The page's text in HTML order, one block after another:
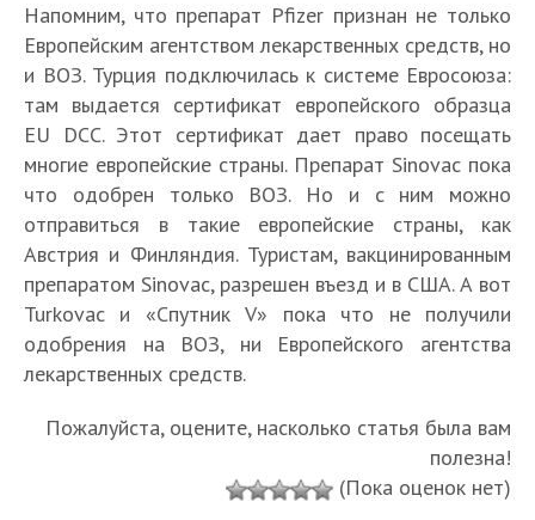
Напомним, что препарат Pfizer признан не только
Европейским агентством лекарственных средств, но
и ВОЗ. Турция подключилась к системе Евросоюза:
там выдается сертификат европейского образца
EU DCC. Этот сертификат дает право посещать
многие европейские страны. Препарат Sinovac пока
что одобрен только ВОЗ. Но и с ним можно
отправиться в такие европейские страны, как
Австрия и Финляндия. Туристам, вакцинированным
препаратом Sinovac, разрешен въезд и в США. А вот
Turkovac и «Спутник V» пока что не получили
одобрения на ВОЗ, ни Европейского агентства
лекарственных средств.
Пожалуйста, оцените, насколько статья была вам
полезна!
(Пока оценок нет)